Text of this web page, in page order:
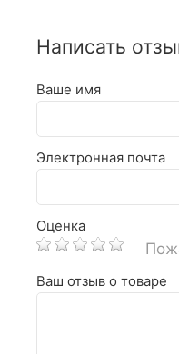
Написать
Ваше имя
Электронная почта
Оценка
Ваш отзыв о товаре